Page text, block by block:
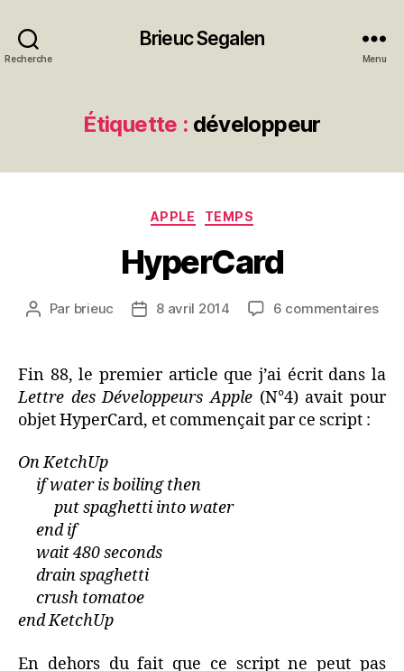
Recherche
Brieuc Segalen
Menu
Étiquette : développeur
Catégories
APPLE TEMPS
HyperCard
Auteur
Par brieuc
Date8 avril 2014 6 commentairessur
Fin 88, le premier article que j’ai écrit dans la
Lettre des Développeurs Apple (N°4) avait pour
objet HyperCard, et commençait par ce script :
On KetchUp
if water is boiling then
put spaghetti into water
end if
wait 480 seconds
drain spaghetti
crush tomatoe
end KetchUp
En dehors du fait que ce script ne peut pas